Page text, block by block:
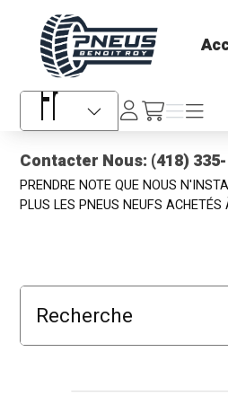
Pneus Benoit Roy
Sélecteur de langue
Se
connecter/fr/cart
Menu
Menu
Contacter Nous: (418)
PRENDRE NOTE QUE NOUS
PLUS LES PNEUS NEUFS ACHETÉS
Recherche